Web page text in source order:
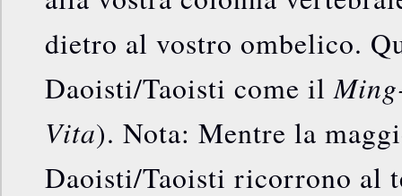
dietro al vostro ombelico.
Daoisti/Taoisti come il
Vita). Nota: Mentre la
Daoisti/Taoisti ricorrono al